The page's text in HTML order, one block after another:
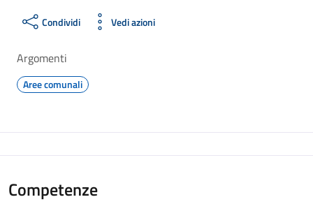
Condividi Vedi azioni
Argomenti
Aree comunali
Competenze